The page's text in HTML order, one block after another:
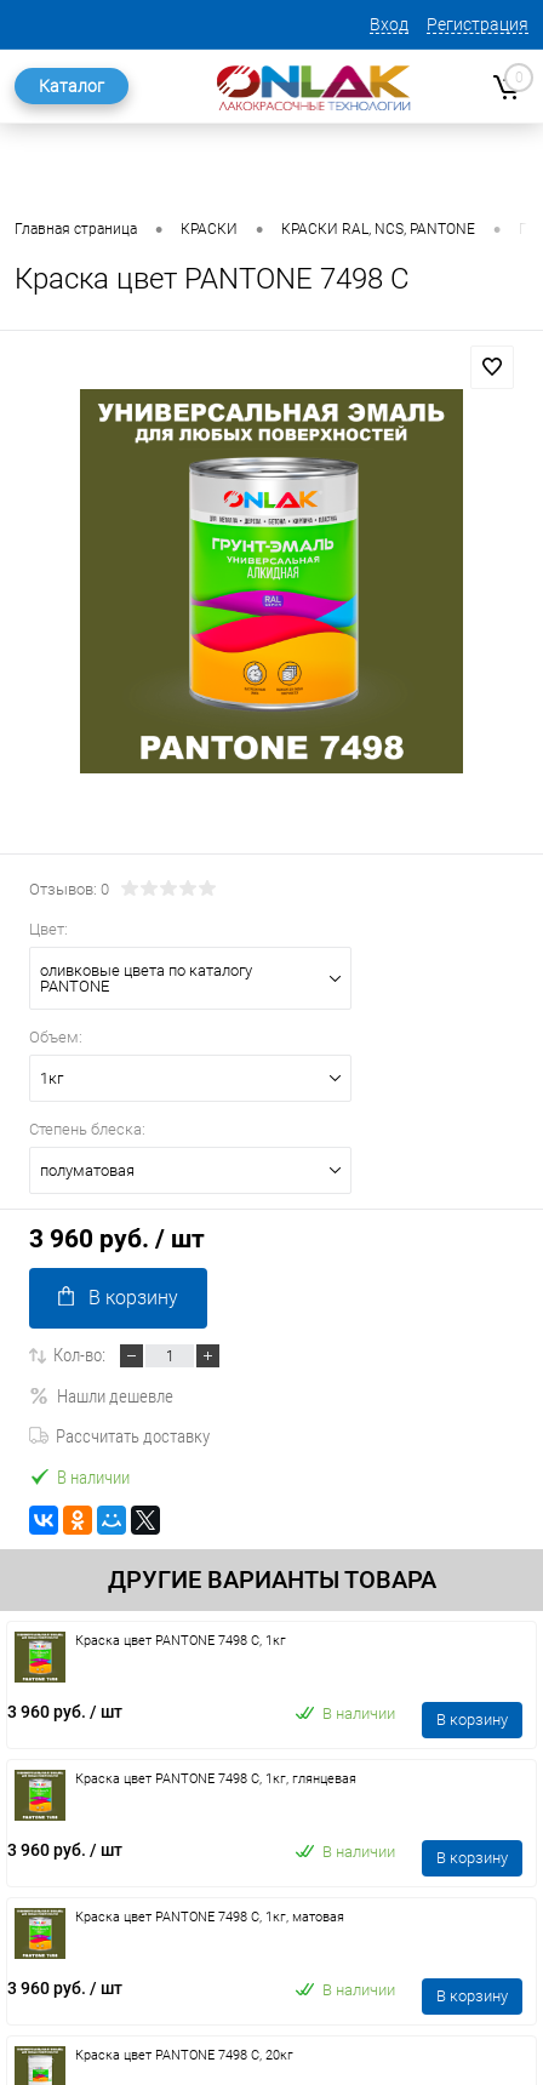
Вход Регистрация
Каталог 0
Главная страница • КРАСКИ • КРАСКИ RAL, NCS, PANTONE •
Краска цвет PANTONE 7498 C
Отзывов: 0
Цвет:
оливковые цвета по каталогу
PANTONE
Объем:
1кг
Степень блеска:
полуматовая
3 960 руб. / шт
В корзину
Кол-во:
Нашли дешевле
Рассчитать доставку
В наличии
ДРУГИЕ ВАРИАНТЫ ТОВАРА
Краска цвет PANTONE 7498 C, 1кг
3 960 руб. / шт В наличии В корзину
Краска цвет PANTONE 7498 C, 1кг, глянцевая
3 960 руб. / шт В наличии В корзину
Краска цвет PANTONE 7498 C, 1кг, матовая
3 960 руб. / шт В наличии В корзину
Краска цвет PANTONE 7498 C, 20кг